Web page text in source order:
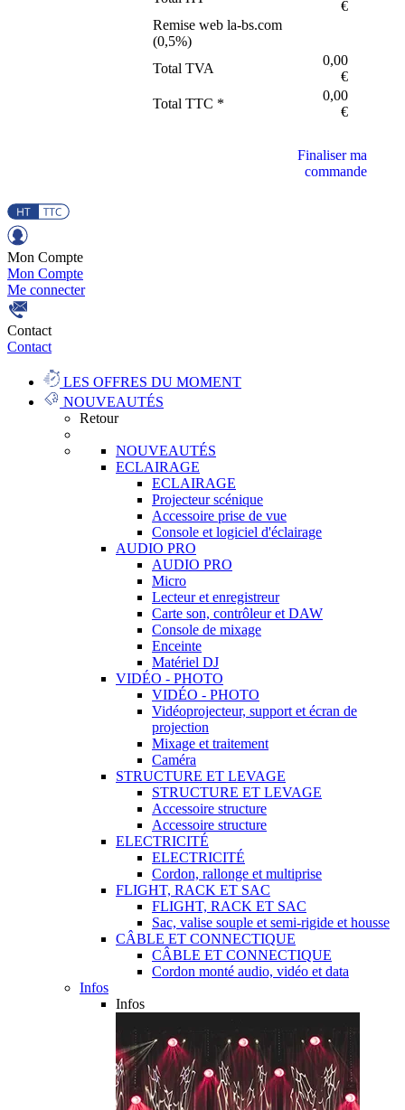
€
Remise web la-bs.com
(0,5%)
Total TVA
0,00
€
Total TTC *
0,00
€
Finaliser ma
commande
Mon Compte
Mon Compte
Me connecter
Contact
Contact
LES OFFRES DU MOMENT
NOUVEAUTÉS
Retour
NOUVEAUTÉS
ECLAIRAGE
ECLAIRAGE
Projecteur scénique
Accessoire prise de vue
Console et logiciel d'éclairage
AUDIO PRO
AUDIO PRO
Micro
Lecteur et enregistreur
Carte son, contrôleur et DAW
Console de mixage
Enceinte
Matériel DJ
VIDÉO - PHOTO
VIDÉO - PHOTO
Vidéoprojecteur, support et écran de
projection
Mixage et traitement
Caméra
STRUCTURE ET LEVAGE
STRUCTURE ET LEVAGE
Accessoire structure
Accessoire structure
ELECTRICITÉ
ELECTRICITÉ
Cordon, rallonge et multiprise
FLIGHT, RACK ET SAC
FLIGHT, RACK ET SAC
Sac, valise souple et semi-rigide et housse
CÂBLE ET CONNECTIQUE
CÂBLE ET CONNECTIQUE
Cordon monté audio, vidéo et data
Infos
Infos